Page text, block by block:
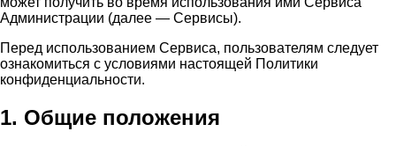
Администрации (далее — Сервисы).
Перед использованием Сервиса, пользователям следует
ознакомиться с условиями настоящей Политики
конфиденциальности.
1. Общие положения